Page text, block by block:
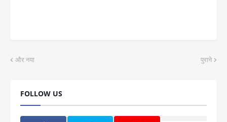
और नया पुराने
FOLLOW US